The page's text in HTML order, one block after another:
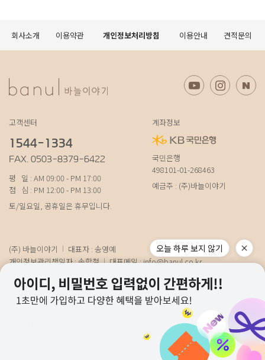
회사소개 이용약관 개인정보처리방침 이용안내 견적문의
고객센터
1544-1334
FAX. 0503-8379-6422
평 일 : AM 09:00 - PM 17:00
점 심 : PM 12:00 - PM 13:00
토/일요일, 공휴일은 휴무입니다.
계좌정보
국민은행
498101-01-268463
예금주 : (주)바늘이야기
(주) 바늘이야기
대표자 : 송영예
개인정보관리책임자 : 송학철
대표메일 :info@banul.co.kr
대문구 연희로11가길 15 (물류) 경기도 파주시 성동로 19-17
사업자번호 : 674-88-00100[사업자정보확인]
오늘 하루 보지 않기